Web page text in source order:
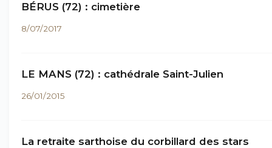
BÉRUS (72) : cimetière
8/07/2017
LE MANS (72) : cathédrale Saint-Julien
26/01/2015
La retraite sarthoise du corbillard des stars